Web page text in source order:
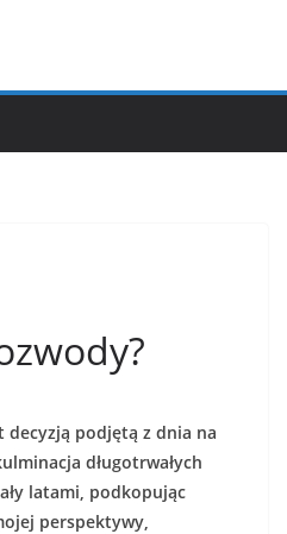
decyzją podjętą z dnia na
długotrwałych
latami, podkopując
perspektywy,